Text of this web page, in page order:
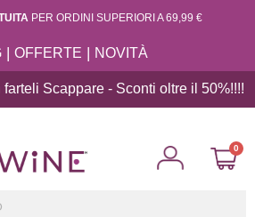
PER ORDINI SUPERIORI A 69,99 €
| OFFERTE | NOVITÀ
farteli Scappare - Sconti oltre il 50%!!!!